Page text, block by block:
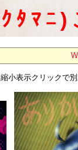
ﾀﾏﾆ)
小表示クリックで別